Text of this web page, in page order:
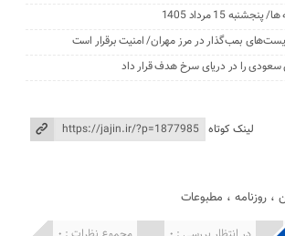
15 مرداد 1405
بمب‌گذار در مرز مهران/ امنیت برقرار است
را در دریای سرخ هدف قرار داد
لینک کوتاه
،روزنامه ، مطبوعات